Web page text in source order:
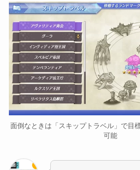
面倒なときは「スキップトラベル」で目
可能